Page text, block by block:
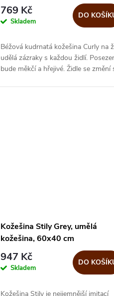
769 Kč
Skladem
DO
Béžová kudrnatá kožešina Curly na
udělá zázraky s každou židlí.
bude měkčí a hřejivé. Židle se změní
Kožešina Stily Grey, umělá
kožešina, 60x40 cm
947 Kč
Skladem
DO
Kožešina Stily je nejjemnější imitací